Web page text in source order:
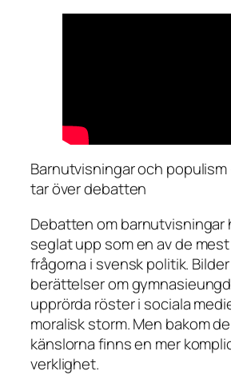
Barnutvisningar och populism
tar över debatten
Debatten om barnutvisningar
seglat upp som en av de
frågorna i svensk politik.
berättelser om
upprörda röster i sociala
moralisk storm. Men bakom
känslorna finns en mer
verklighet.